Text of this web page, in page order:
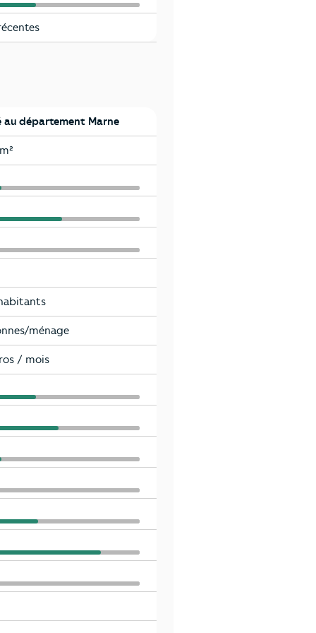
au département Marne
ménage
/ mois